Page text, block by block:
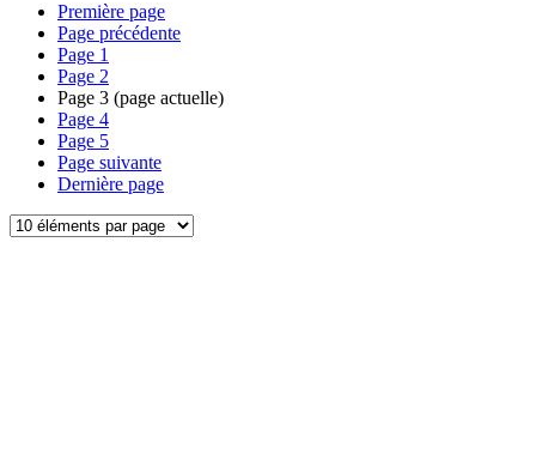
Première page
Page précédente
Page 1
Page 2
Page 3 (page actuelle)
Page 4
Page 5
Page suivante
Dernière page